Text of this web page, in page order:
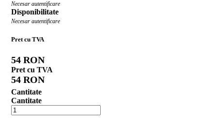
Necesar autentificare
Disponibilitate
Necesar autentificare
Pret cu TVA
54 RON
Pret cu TVA
54 RON
Cantitate
Cantitate